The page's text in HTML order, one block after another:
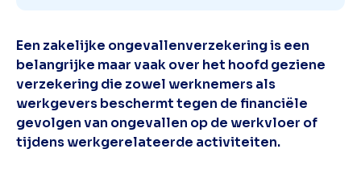
Een zakelijke ongevallenverzekering is een
belangrijke maar vaak over het hoofd geziene
verzekering die zowel werknemers als
werkgevers beschermt tegen de financiële
gevolgen van ongevallen op de werkvloer of
tijdens werkgerelateerde activiteiten.